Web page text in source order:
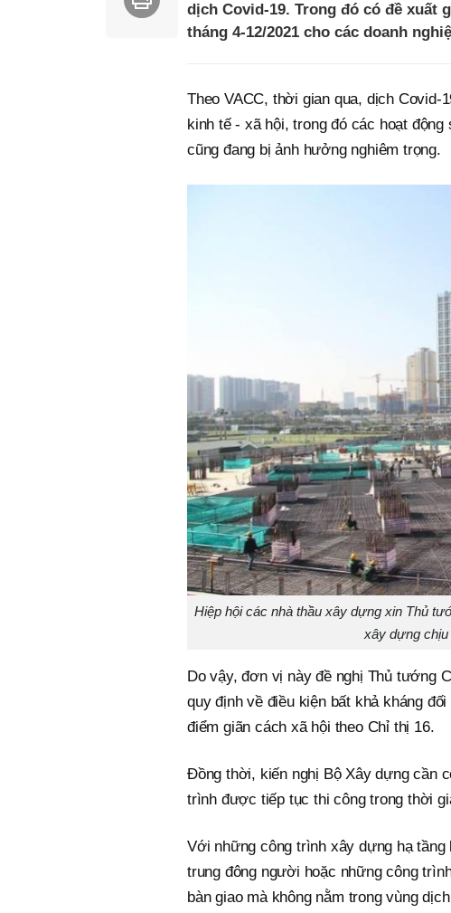
dịch Covid-19. Trong đó có đề xuất
tháng 4-12/2021 cho các doanh
Theo VACC, thời gian qua, dịch Covid-
kinh tế - xã hội, trong đó các hoạt
cũng đang bị ảnh hưởng nghiêm trọng.
Hiệp hội các nhà thầu xây dựng xin Thủ
xây dựng
Do vậy, đơn vị này đề nghị Thủ tướng
quy định về điều kiện bất khả kháng
điểm giãn cách xã hội theo Chỉ thị 16.
Đồng thời, kiến nghị Bộ Xây dựng cần
trình được tiếp tục thi công trong thời
Với những công trình xây dựng hạ
trung đông người hoặc những công
bàn giao mà không nằm trong vùng